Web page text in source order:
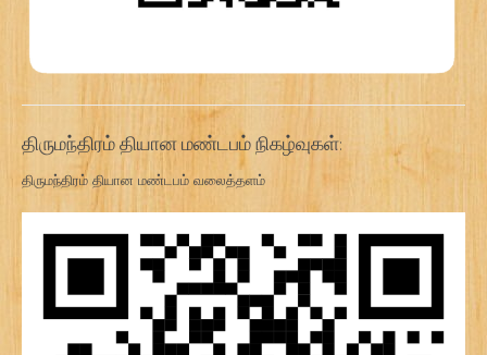
திருமந்திரம் தியான மண்டபம் நிகழ்வுகள்:
திருமந்திரம் தியான மண்டபம் வலைத்தளம்